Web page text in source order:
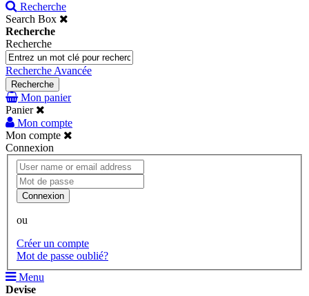
Recherche
Search Box
Recherche
Recherche
Recherche Avancée
Recherche
Mon panier
Panier
Mon compte
Mon compte
Connexion
Connexion
ou
Créer un compte
Mot de passe oublié?
Menu
Devise